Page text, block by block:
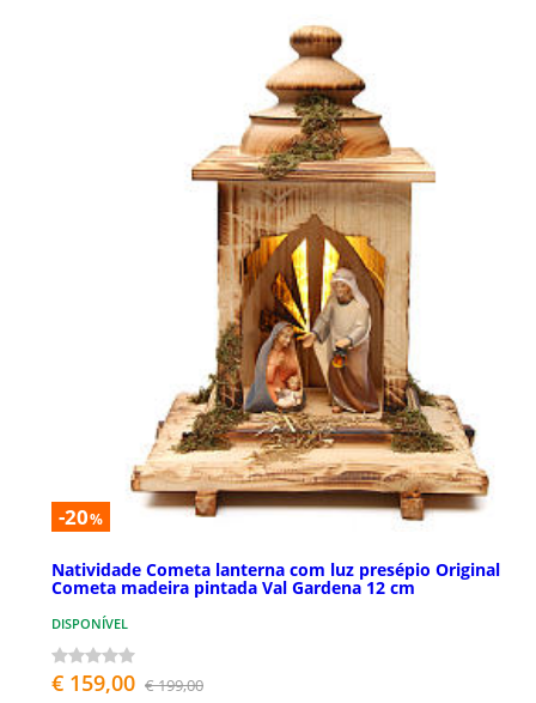
-20%
Natividade Cometa lanterna com luz presépio Original
Cometa madeira pintada Val Gardena 12 cm
DISPONÍVEL
€ 159,00 € 199,00